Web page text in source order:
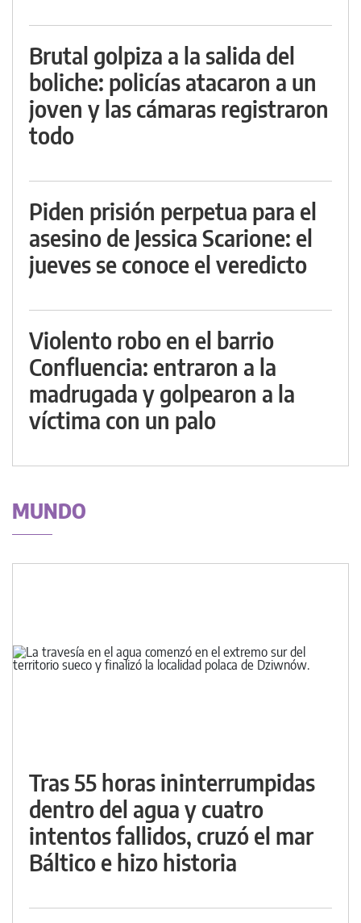
Brutal golpiza a la salida del
boliche: policías atacaron a un
joven y las cámaras registraron
todo
Piden prisión perpetua para el
asesino de Jessica Scarione: el
jueves se conoce el veredicto
Violento robo en el barrio
Confluencia: entraron a la
madrugada y golpearon a la
víctima con un palo
MUNDO
Tras 55 horas ininterrumpidas
dentro del agua y cuatro
intentos fallidos, cruzó el mar
Báltico e hizo historia